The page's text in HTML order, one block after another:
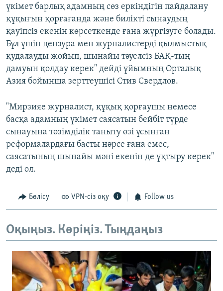
үкімет барлық адамның сөз еркіндігін пайдалану
құқығын қорғағанда және билікті сынаудың
қауіпсіз екенін көрсеткенде ғана жүргізуге болады.
Бұл үшін цензура мен журналистерді қылмыстық
қудалауды жойып, шынайы тәуелсіз БАҚ-тың
дамуын қолдау керек" дейді ұйымның Орталық
Азия бойынша зерттеушісі Стив Свердлов.
"Мирзияе журналист, құқық қорғаушы немесе
басқа адамның үкімет саясатын бейбіт түрде
сынауына төзімділік таныту өзі ұсынған
реформалардағы басты нәрсе ғана емес,
саясатының шынайы мәні екенін де ұқтыру керек"
деді ол.
Бөлісу VPN-сіз оқу Follow us
Оқыңыз. Көріңіз. Тыңдаңыз